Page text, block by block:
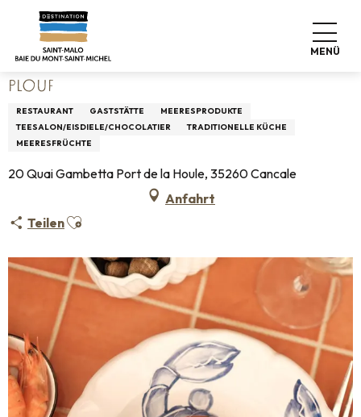
contenu
MENÜ
Startseite
Wo man essen kann
Restaurants
PLOUF
RESTAURANT GASTSTÄTTE
MEERESPRODUKTE
TEESALON/EISDIELE/CHOCOLATIER
TRADITIONELLE KÜCHE
MEERESFRÜCHTE
20 Quai Gambetta Port de la Houle, 35260 Cancale
Anfahrt
TeilenAjouter aux favoris